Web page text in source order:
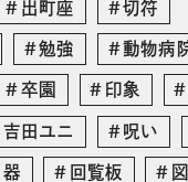
出町座 切符
勉強 動物病
卒園 印象
吉田ユニ 呪い
器 回覧板